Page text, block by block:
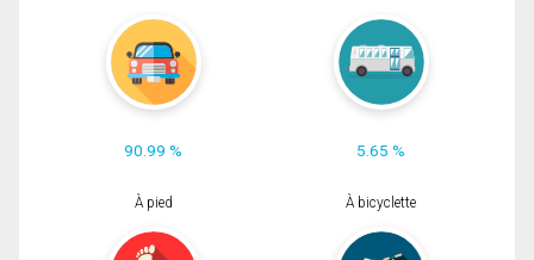
90.99 % 5.65 %
À pied À bicyclette